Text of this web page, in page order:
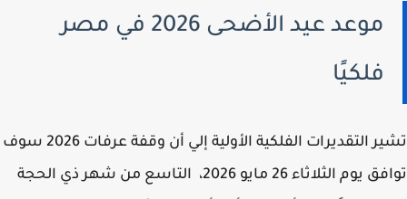
موعد عيد الأضحى 2026 في مصر
فلكيًا
تشير التقديرات الفلكية الأولية إلي أن وقفة عرفات 2026 سوف
توافق يوم الثلاثاء 26 مايو 2026، التاسع من شهر ذي الحجة